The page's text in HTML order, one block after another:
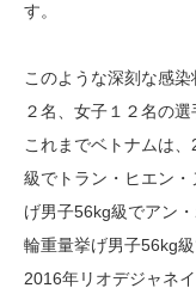
す。
このような深刻な感
２名、女子１２名の
これまでベトナムは
級でトラン・ヒエン
げ男子56kg級でアン
輪重量挙げ男子56kg
2016年リオデジャネ